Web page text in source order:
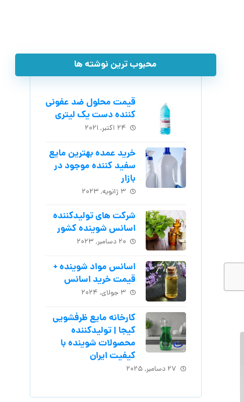
محبوب ترین نوشته ها
قیمت محلول ضد عفونی
کننده دست یک لیتری
۲۴ اکتبر, ۲۰۲۱
خرید عمده بهترین مایع
سفید کننده موجود در
بازار
۳ ژانویه, ۲۰۲۳
شرکت های تولیدکننده
اسانس شوینده کشور
۲۰ دسامبر, ۲۰۲۳
اسانس مواد شوینده +
قیمت خرید اسانس
۳ جولای, ۲۰۲۴
کارخانه مایع ظرفشویی
کیجا | تولیدکننده
محصولات شوینده با
کیفیت ایران
۲۷ دسامبر, ۲۰۲۵